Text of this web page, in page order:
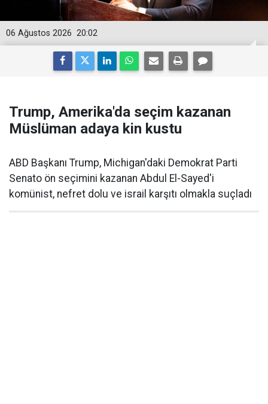
20:02
06 Ağustos 2026
Trump, Amerika'da seçim kazanan
Müslüman adaya kin kustu
ABD Başkanı Trump, Michigan'daki Demokrat Parti
Senato ön seçimini kazanan Abdul El-Sayed'i
komünist, nefret dolu ve israil karşıtı olmakla suçladı